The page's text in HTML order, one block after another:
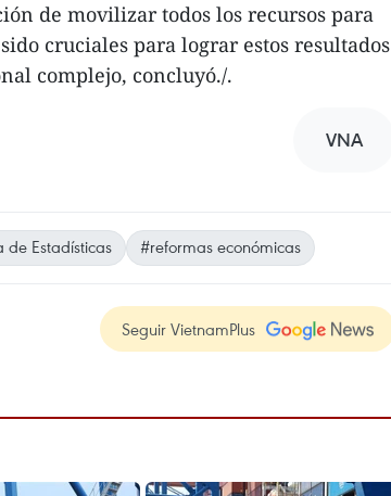
de movilizar todos los recursos para
cruciales para lograr estos resultados
complejo, concluyó./.
VNA
de Estadísticas #reformas económicas
Seguir VietnamPlus